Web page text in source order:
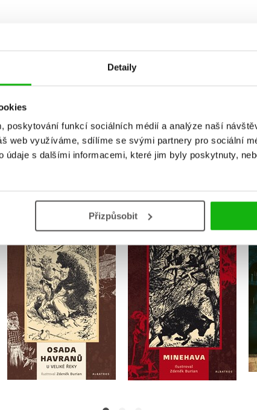
Detaily
poskytování funkcí sociálních médií a analýze naší
web využíváme, sdílíme se svými partnery pro sociální
údaje s dalšími informacemi, které jim byly poskytnuty,
Přizpůsobit
Uživatelskou recenzi mohou vkládat pouze registrovaní
MOHLO BY VÁS TAKÉ ZAJÍMAT
Osada Havranů - U
Veliké řeky
Eduard Štorch
,
Karel Sklenář
Do košíku
349 Kč
279 Kč
Minehava
Eduard Štorch
Do košíku
269 Kč
215 Kč